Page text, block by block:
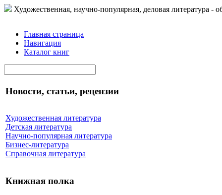
Художественная, научно-популярная, деловая литература -
Главная страница
Навигация
Каталог книг
Новости, статьи, рецензии
Художественная литература
Детская литература
Научно-популярная литература
Бизнес-литература
Справочная литература
Книжная полка